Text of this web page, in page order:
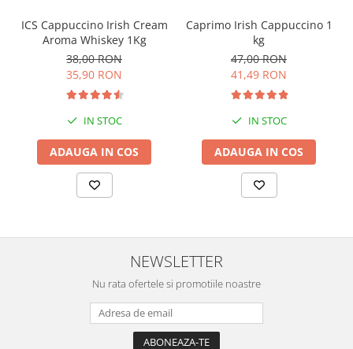
ICS Cappuccino Irish Cream
Aroma Whiskey 1Kg
38,00 RON
35,90 RON
IN STOC
ADAUGA IN COS
Caprimo Irish Cappuccino 1
kg
47,00 RON
41,49 RON
IN STOC
ADAUGA IN COS
NEWSLETTER
Nu rata ofertele si promotiile noastre